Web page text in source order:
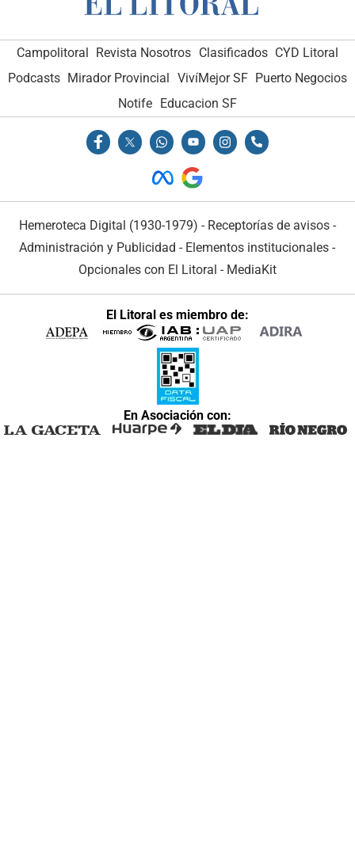
Campolitoral Revista Nosotros Clasificados CYD Litoral
Podcasts Mirador Provincial VivíMejor SF Puerto Negocios
Notife
Educacion SF
Hemeroteca Digital (1930-1979) - Receptorías de avisos -
Administración y Publicidad - Elementos institucionales -
Opcionales con El Litoral - MediaKit
El Litoral es miembro de:
En Asociación con: